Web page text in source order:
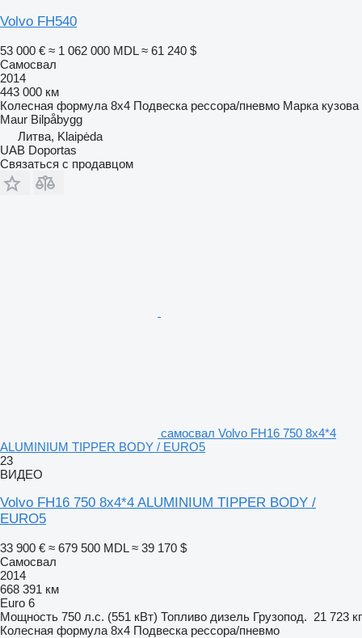
Volvo FH540
53 000 € ≈ 1 062 000 MDL ≈ 61 240 $
Самосвал
2014
443 000 км
Колесная формула 8x4 Подвеска рессора/пневмо Марка кузова
Maur Bilpåbygg
Литва, Klaipėda
UAB Doportas
Связаться с продавцом
самосвал Volvo FH16 750 8x4*4
ALUMINIUM TIPPER BODY / EURO5
23
ВИДЕО
Volvo FH16 750 8x4*4 ALUMINIUM TIPPER BODY /
EURO5
33 900 € ≈ 679 500 MDL ≈ 39 170 $
Самосвал
2014
668 391 км
Euro 6
Мощность 750 л.с. (551 кВт) Топливо дизель Грузопод. 21 723 кг
Колесная формула 8x4 Подвеска рессора/пневмо